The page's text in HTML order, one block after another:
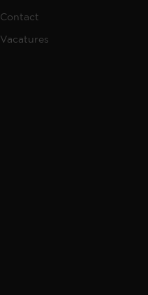
Contact
Vacatures